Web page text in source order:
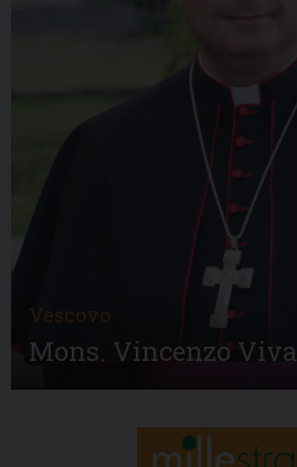
Vescovo
Mons. Vincenzo Viva